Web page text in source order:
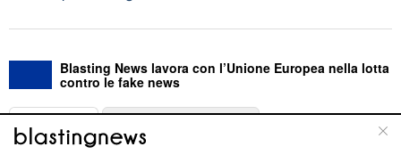
Blasting News lavora con l’Unione Europea nella lotta
contro le fake news
ABOUT